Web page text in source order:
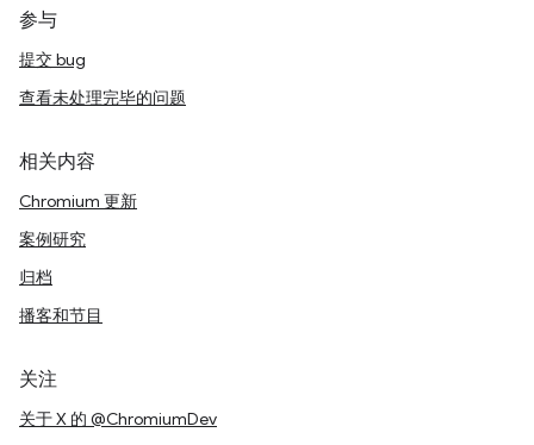
参与
提交 bug
查看未处理完毕的问题
相关内容
Chromium 更新
案例研究
归档
播客和节目
关注
关于 X 的 @ChromiumDev